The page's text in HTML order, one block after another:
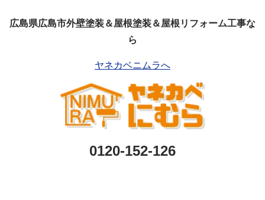
広島県広島市外壁塗装＆屋根塗装＆屋根リフォーム工事な
ら
ヤネカベニムラへ
0120-152-126